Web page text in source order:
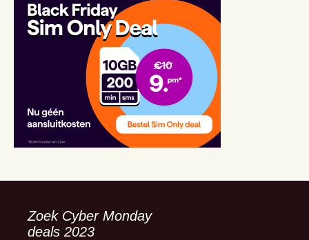
Zoek Cyber Monday
deals 2023